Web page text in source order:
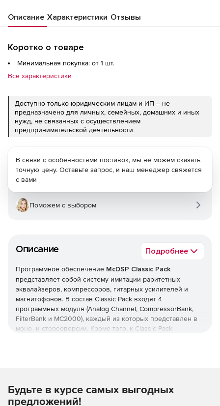
Описание Характеристики Отзывы
Коротко о товаре
Минимальная покупка: от 1 шт.
Все характеристики
Доступно только юридическим лицам и ИП – не
предназначено для личных, семейных, домашних и иных
нужд, не связанных с осуществлением
предпринимательской деятельности
Описание Подробнее
Программное обеспечение McDSP Classic Pack
представляет собой систему имитации раритетных
эквалайзеров, компрессоров, гитарных усилителей и
магнитофонов. В состав Classic Pack входят 4
программных модуля (Analog Channel, CompressorBank,
FilterBank и MC2000), каждый из которых представлен в
моно- и стереоверсии. Кроме того, к Classic Pack
предварительный усилитель, позволяющий
многократно усиливать звук без его цифрового
В связи с особенностями поставок, мы не можем сказать
точную цену. Оставьте запрос, и наш менеджер свяжется
с вами
Поможем с выбором
Будьте в курсе самых выгодных
предложений!